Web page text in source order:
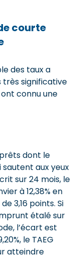
courte
des taux a
significative
connu une
dont le
aux yeux
sur 24 mois, le
à 12,38% en
3,16 points. Si
étalé sur
l’écart est
le TAEG
atteindre